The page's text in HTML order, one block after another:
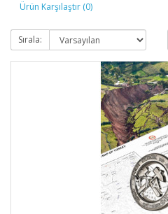
Ürün Karşılaştır (0)
Sırala: